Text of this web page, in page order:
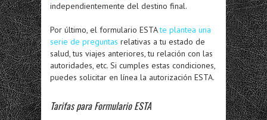
independientemente del destino final.
Por último, el formulario ESTAte plantea una
serie de preguntas relativas a tu estado de
salud, tus viajes anteriores, tu relación con las
autoridades, etc. Si cumples estas condiciones,
puedes solicitar en línea la autorización ESTA.
Tarifas paraFormulario ESTA